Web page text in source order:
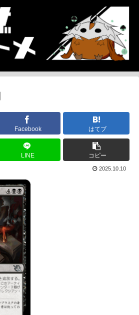
Facebook はてブ
LINE コピー
2025.10.10